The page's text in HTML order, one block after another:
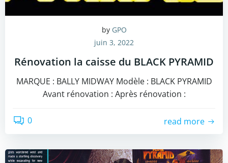
by GPO
juin 3, 2022
Rénovation la caisse du BLACK PYRAMID
MARQUE : BALLY MIDWAY Modèle : BLACK PYRAMID
Avant rénovation : Après rénovation :
0 read more